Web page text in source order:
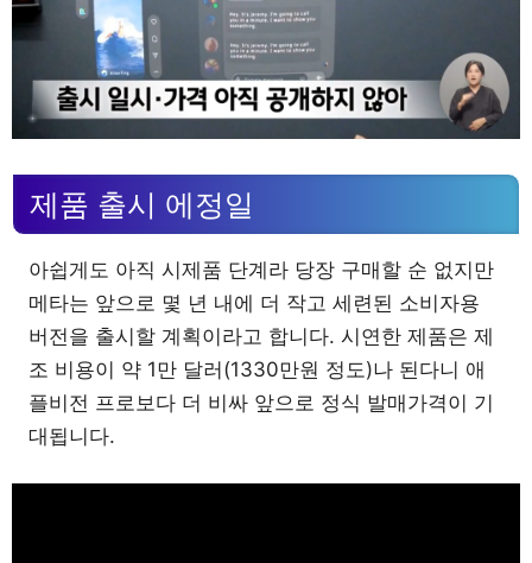
제품 출시 에정일
아쉽게도 아직 시제품 단계라 당장 구매할 순 없지만
메타는 앞으로 몇 년 내에 더 작고 세련된 소비자용
버전을 출시할 계획이라고 합니다. 시연한 제품은 제
조 비용이 약 1만 달러(1330만원 정도)나 된다니 애
플비전 프로보다 더 비싸 앞으로 정식 발매가격이 기
대됩니다.